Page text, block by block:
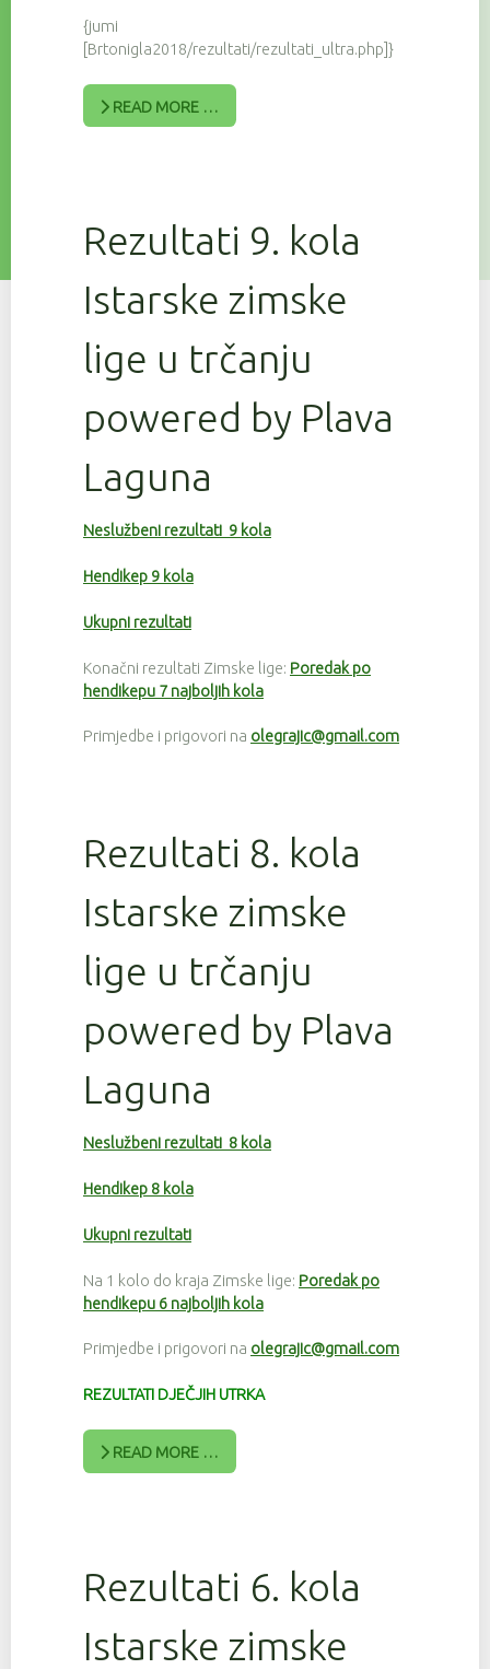
{jumi
[Brtonigla2018/rezultati/rezultati_ultra.php]}
READ MORE …
Rezultati 9. kola
Istarske zimske
lige u trčanju
powered by Plava
Laguna
Neslužbeni rezultati 9 kola
Hendikep 9 kola
Ukupni rezultati
Konačni rezultati Zimske lige: Poredak po
hendikepu 7 najboljih kola
Primjedbe i prigovori na olegrajic@gmail.com
Rezultati 8. kola
Istarske zimske
lige u trčanju
powered by Plava
Laguna
Neslužbeni rezultati 8 kola
Hendikep 8 kola
Ukupni rezultati
Na 1 kolo do kraja Zimske lige: Poredak po
hendikepu 6 najboljih kola
Primjedbe i prigovori na olegrajic@gmail.com
REZULTATI DJEČJIH UTRKA
READ MORE …
Rezultati 6. kola
Istarske zimske